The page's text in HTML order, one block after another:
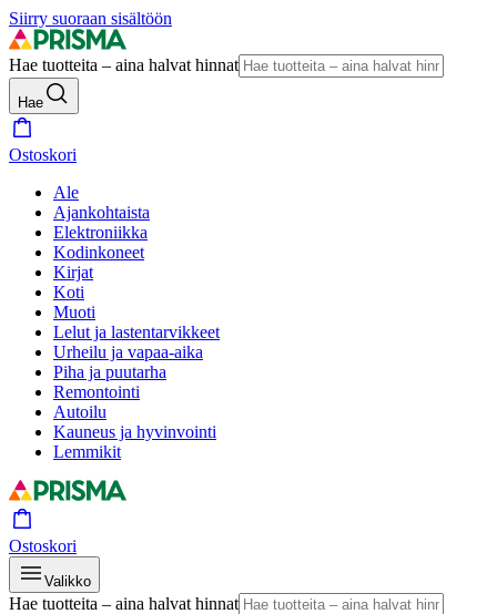
Siirry suoraan sisältöön
Hae tuotteita – aina halvat hinnat
Hae
Ostoskori
Ale
Ajankohtaista
Elektroniikka
Kodinkoneet
Kirjat
Koti
Muoti
Lelut ja lastentarvikkeet
Urheilu ja vapaa-aika
Piha ja puutarha
Remontointi
Autoilu
Kauneus ja hyvinvointi
Lemmikit
Ostoskori
Valikko
Hae tuotteita – aina halvat hinnat